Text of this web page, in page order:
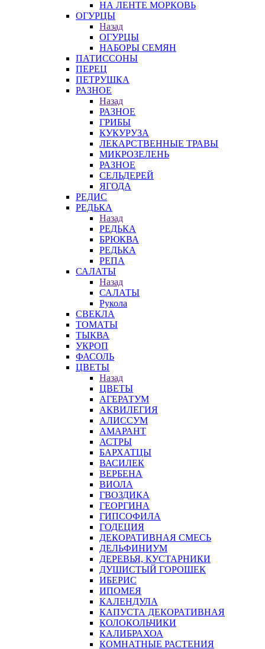
НА ЛЕНТЕ МОРКОВЬ
ОГУРЦЫ
Назад
ОГУРЦЫ
НАБОРЫ СЕМЯН
ПАТИССОНЫ
ПЕРЕЦ
ПЕТРУШКА
РАЗНОЕ
Назад
РАЗНОЕ
ГРИБЫ
КУКУРУЗА
ЛЕКАРСТВЕННЫЕ ТРАВЫ
МИКРОЗЕЛЕНЬ
РАЗНОЕ
СЕЛЬДЕРЕЙ
ЯГОДА
РЕДИС
РЕДЬКА
Назад
РЕДЬКА
БРЮКВА
РЕДЬКА
РЕПА
САЛАТЫ
Назад
САЛАТЫ
Рукола
СВЕКЛА
ТОМАТЫ
ТЫКВА
УКРОП
ФАСОЛЬ
ЦВЕТЫ
Назад
ЦВЕТЫ
АГЕРАТУМ
АКВИЛЕГИЯ
АЛИССУМ
АМАРАНТ
АСТРЫ
БАРХАТЦЫ
ВАСИЛЕК
ВЕРБЕНА
ВИОЛА
ГВОЗДИКА
ГЕОРГИНА
ГИПСОФИЛА
ГОДЕЦИЯ
ДЕКОРАТИВНАЯ СМЕСЬ
ДЕЛЬФИНИУМ
ДЕРЕВЬЯ, КУСТАРНИКИ
ДУШИСТЫЙ ГОРОШЕК
ИБЕРИС
ИПОМЕЯ
КАЛЕНДУЛА
КАПУСТА ДЕКОРАТИВНАЯ
КОЛОКОЛЬЧИКИ
КАЛИБРАХОА
КОМНАТНЫЕ РАСТЕНИЯ